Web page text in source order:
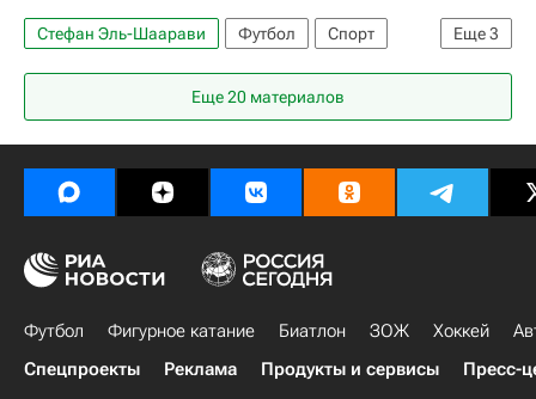
Еще3
Стефан Эль-Шаарави Футбол
Спорт
Серия А 2026-2027 (Чемпионат Италии по футболу)
Еще 20 материалов
Футбол Фигурное катание Биатлон ЗОЖ Хоккей
Спецпроекты
Реклама Продукты и сервисы Пресс-